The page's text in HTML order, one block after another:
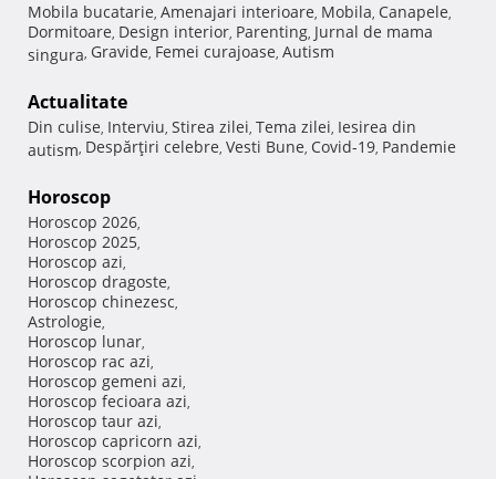
Mobila bucatarie, Amenajari interioare, Mobila, Canapele,
Dormitoare, Design interior, Parenting, Jurnal de mama
singura, Gravide, Femei curajoase, Autism
Actualitate
Din culise, Interviu, Stirea zilei, Tema zilei, Iesirea din
autism, Despărţiri celebre, Vesti Bune, Covid-19, Pandemie
Horoscop
Horoscop 2026,
Horoscop 2025,
Horoscop azi,
Horoscop dragoste,
Horoscop chinezesc,
Astrologie,
Horoscop lunar,
Horoscop rac azi,
Horoscop gemeni azi,
Horoscop fecioara azi,
Horoscop taur azi,
Horoscop capricorn azi,
Horoscop scorpion azi,